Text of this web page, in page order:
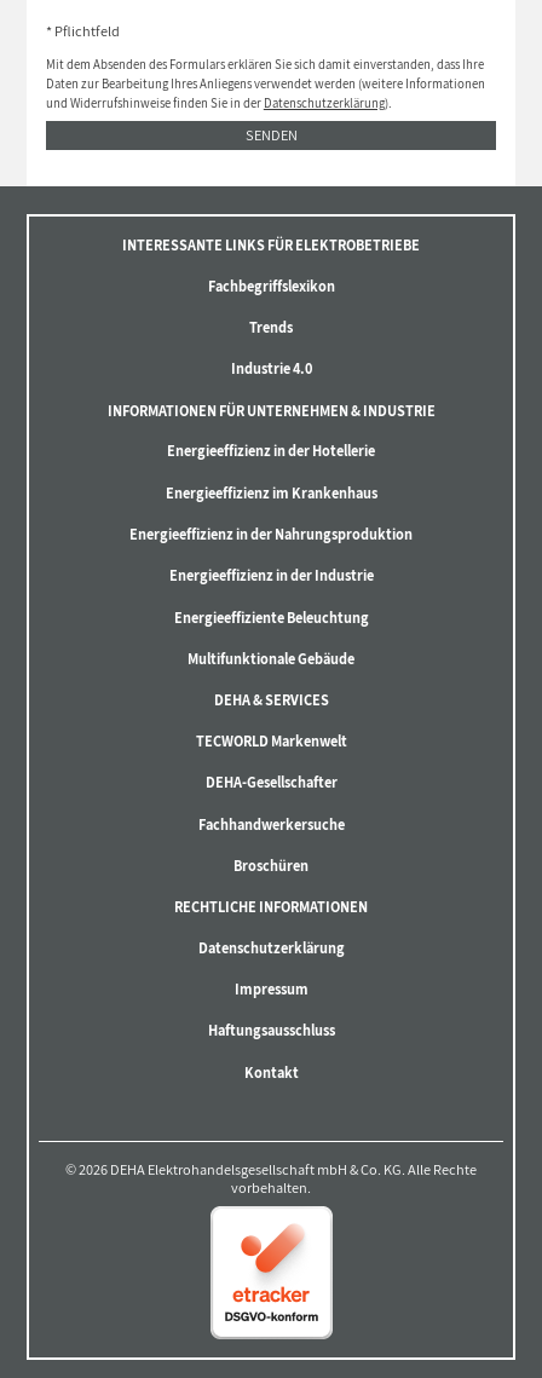
* Pflichtfeld
Mit dem Absenden des Formulars erklären Sie sich damit einverstanden, dass Ihre
Daten zur Bearbeitung Ihres Anliegens verwendet werden (weitere Informationen
und Widerrufshinweise finden Sie in der Datenschutzerklärung).
SENDEN
INTERESSANTE LINKS FÜR ELEKTROBETRIEBE
Fachbegriffslexikon
Trends
Industrie 4.0
INFORMATIONEN FÜR UNTERNEHMEN & INDUSTRIE
Energieeffizienz in der Hotellerie
Energieeffizienz im Krankenhaus
Energieeffizienz in der Nahrungsproduktion
Energieeffizienz in der Industrie
Energieeffiziente Beleuchtung
Multifunktionale Gebäude
DEHA & SERVICES
TECWORLD Markenwelt
DEHA-Gesellschafter
Fachhandwerkersuche
Broschüren
RECHTLICHE INFORMATIONEN
Datenschutzerklärung
Impressum
Haftungsausschluss
Kontakt
© 2026 DEHA Elektrohandelsgesellschaft mbH & Co. KG. Alle Rechte
vorbehalten.